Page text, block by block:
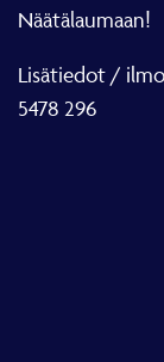
Näätälaumaan!
Lisätiedot /
5478 296